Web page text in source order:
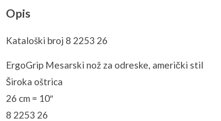
Opis
Kataloški broj 8 2253 26
ErgoGrip Mesarski nož za odreske, američki stil
Široka oštrica
26 cm = 10″
8 2253 26